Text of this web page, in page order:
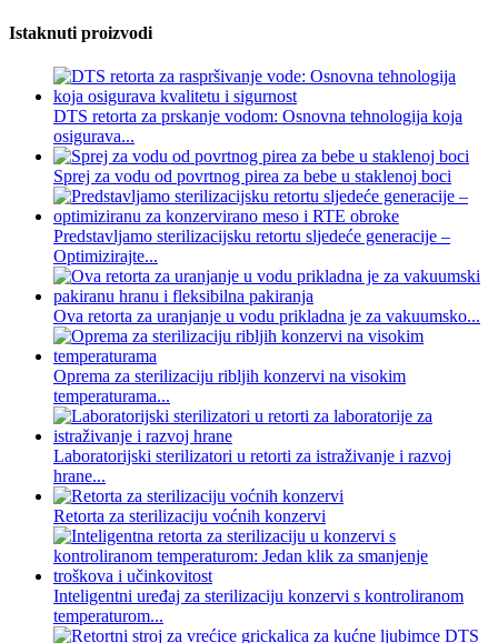
Istaknuti proizvodi
DTS retorta za prskanje vodom: Osnovna tehnologija koja
osigurava...
Sprej za vodu od povrtnog pirea za bebe u staklenoj boci
Predstavljamo sterilizacijsku retortu sljedeće generacije –
Optimizirajte...
Ova retorta za uranjanje u vodu prikladna je za vakuumsko...
Oprema za sterilizaciju ribljih konzervi na visokim
temperaturama...
Laboratorijski sterilizatori u retorti za istraživanje i razvoj
hrane...
Retorta za sterilizaciju voćnih konzervi
Inteligentni uređaj za sterilizaciju konzervi s kontroliranom
temperaturom...